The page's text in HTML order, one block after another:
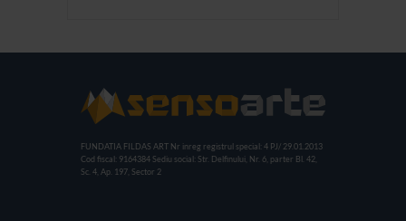
FUNDATIA FILDAS ART Nr inreg registrul special: 4 PJ/ 29.01.2013
Cod fiscal: 9164384 Sediu social: Str. Delfinului, Nr. 6, parter Bl. 42,
Sc. 4, Ap. 197, Sector 2